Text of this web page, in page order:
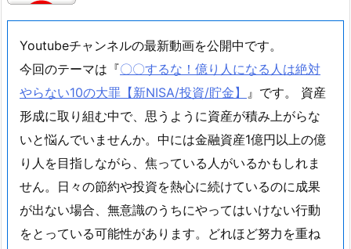
Youtubeチャンネルの最新動画を公開中です。
今回のテーマは『〇〇するな！億り人になる人は絶対
やらない10の大罪【新NISA/投資/貯金】 』です。 資産
形成に取り組む中で、思うように資産が積み上がらな
いと悩んでいませんか。中には金融資産1億円以上の億
り人を目指しながら、焦っている人がいるかもしれま
せん。日々の節約や投資を熱心に続けているのに成果
が出ない場合、無意識のうちにやってはいけない行動
をとっている可能性があります。どれほど努力を重ね